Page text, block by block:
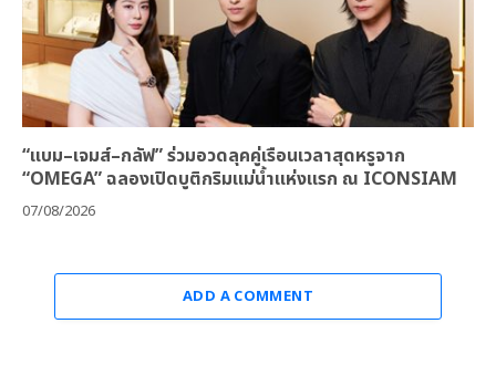
“แบม–เจมส์–กลัฟ” ร่วมอวดลุคคู่เรือนเวลาสุดหรูจาก
“OMEGA” ฉลองเปิดบูติกริมแม่น้ำแห่งแรก ณ ICONSIAM
07/08/2026
ADD A COMMENT